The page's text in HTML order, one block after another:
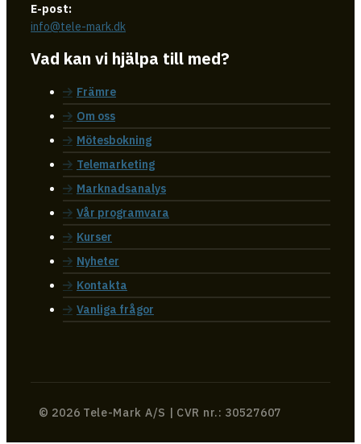
E-post:
info@tele-mark.dk
Vad kan vi hjälpa till med?
Främre
Om oss
Mötesbokning
Telemarketing
Marknadsanalys
Vår programvara
Kurser
Nyheter
Kontakta
Vanliga frågor
© 2026 Tele-Mark A/S | CVR nr.: 30527607